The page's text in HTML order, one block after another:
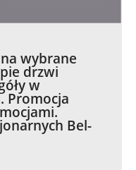
wybrane
drzwi
w
Promocja
Bel-